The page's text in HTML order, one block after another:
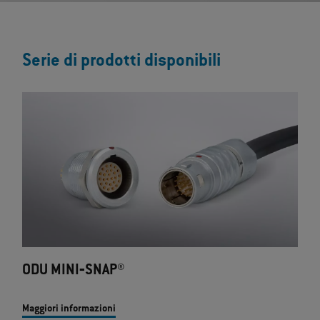
Serie di prodotti disponibili
ODU MINI‐SNAP®
Maggiori informazioni